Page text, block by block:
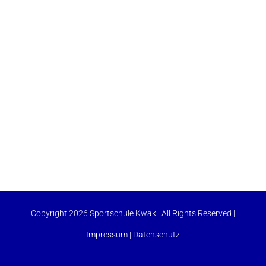
Copyright 2026 Sportschule Kwak | All Rights Reserved |
Impressum | Datenschutz